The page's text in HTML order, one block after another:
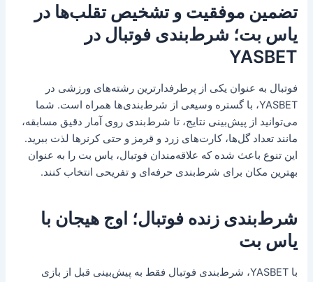
تضمین موفقیت و تشخیص تقلب‌ها در
یاس بت؛ شرط‌بندی فوتبال در
YASBET
فوتبال به عنوان یکی از پرطرفدارترین رشته‌های ورزشی در
YASBET، با گستره وسیعی از شرط‌بندی‌ها همراه است. شما
می‌توانید از پیش‌بینی نتایج، تا شرط‌بندی روی آمار دقیق مسابقه،
مانند تعداد گل‌ها، کارت‌های زرد و قرمز و حتی کرنرها لذت ببرید.
این تنوع باعث شده که علاقه‌مندان فوتبال، یاس بت را به عنوان
بهترین مکان برای شرط‌بندی حرفه‌ای و تفریحی انتخاب کنند.
شرط‌بندی زنده فوتبال؛ اوج هیجان با
یاس بت
با YASBET، شرط‌بندی فوتبال فقط به پیش‌بینی قبل از بازی